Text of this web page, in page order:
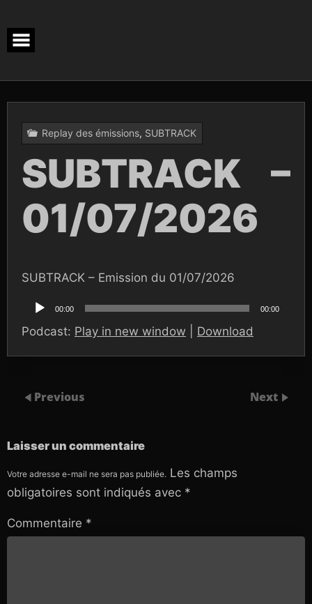
content
Replay des émissions, SUBTRACK
SUBTRACK –
01/07/2026
SUBTRACK – Emission du 01/07/2026
audio
00:00 00:00
Podcast: Play in new window Download
Previous Next
Laisser un commentaire
Votre adresse e-mail ne sera pas publiée. Les champs
obligatoires sont indiqués avec *
Commentaire *